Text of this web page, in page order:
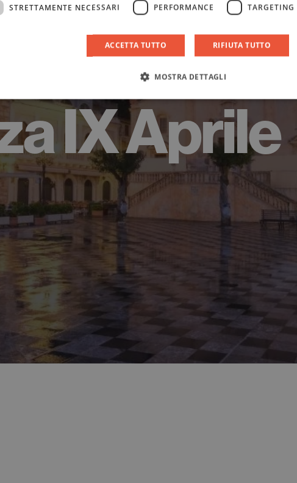
IX Aprile
STRETTAMENTE NECESSARI PERFORMANCE TARGETING
ACCETTA TUTTO RIFIUTA TUTTO
MOSTRA DETTAGLI